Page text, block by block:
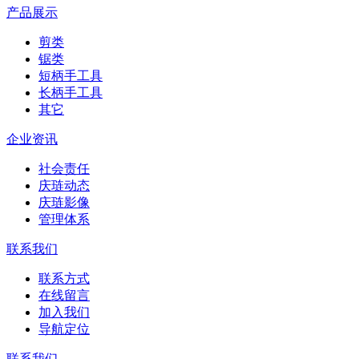
产品展示
剪类
锯类
短柄手工具
长柄手工具
其它
企业资讯
社会责任
庆琏动态
庆琏影像
管理体系
联系我们
联系方式
在线留言
加入我们
导航定位